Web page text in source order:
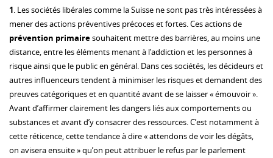
1. Les sociétés libérales comme la Suisse ne sont pas très intéressées à
mener des actions préventives précoces et fortes. Ces actions de
prévention primairesouhaitent mettre des barrières, au moins une
distance, entre les éléments menant à l’addiction et les personnes à
risque ainsi que le public en général. Dans ces sociétés, les décideurs et
autres influenceurs tendent à minimiser les risques et demandent des
preuves catégoriques et en quantité avant de se laisser « émouvoir ».
Avant d’affirmer clairement les dangers liés aux comportements ou
substances et avant d’y consacrer des ressources. C’est notamment à
cette réticence, cette tendance à dire « attendons de voir les dégâts,
on avisera ensuite » qu’on peut attribuer le refus par le parlement